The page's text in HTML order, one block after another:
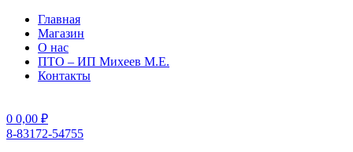
Главная
Магазин
О нас
ПТО – ИП Михеев М.Е.
Контакты
0 0,00 ₽
8-83172-54755